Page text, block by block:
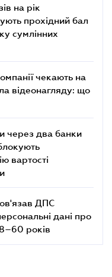
на рік
прохідний бал
сумлінних
чекають на
відеонагляду: що
через два банки
вартості
ДПС
дані про
років